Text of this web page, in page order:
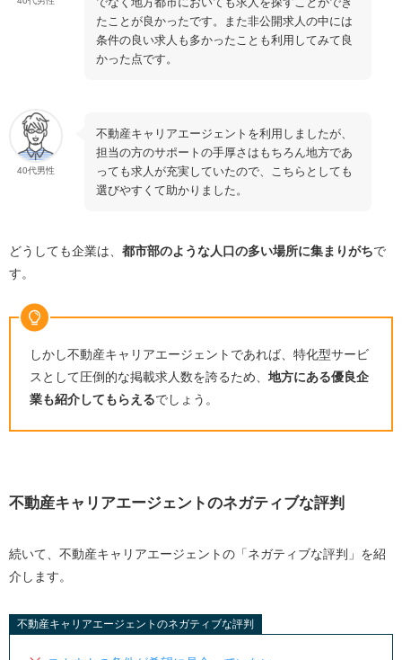
たことが良かったです。また非公開求人の中には
条件の良い求人も多かったことも利用してみて良
かった点です。
40代男性
不動産キャリアエージェントを利用しましたが、
担当の方のサポートの手厚さはもちろん地方であ
っても求人が充実していたので、こちらとしても
選びやすくて助かりました。
どうしても企業は、 都市部のような人口の多い場所に集まりがちで
す。
しかし不動産キャリアエージェントであれば、特化型サービ
スとして圧倒的な掲載求人数を誇るため、 地方にある優良企
業も紹介してもらえるでしょう。
不動産キャリアエージェントのネガティブな評判
続いて、不動産キャリアエージェントの「ネガティブな評判」を紹
介します。
不動産キャリアエージェントのネガティブな評判